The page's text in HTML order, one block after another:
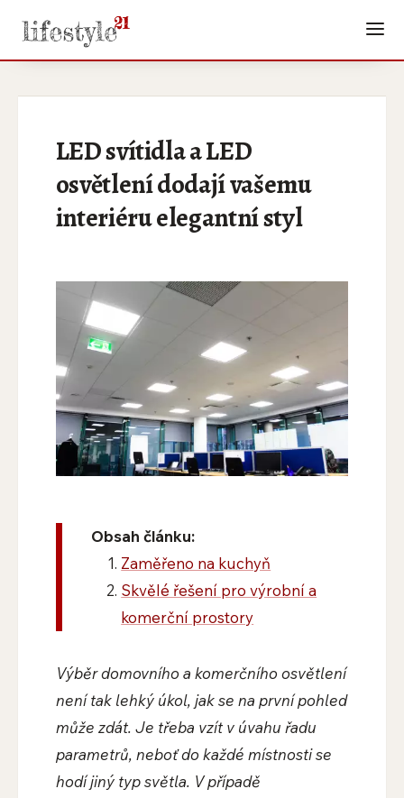
LED svítidla a LED
osvětlení dodají vašemu
interiéru elegantní styl
Obsah článku:
Zaměřeno na kuchyň
Skvělé řešení pro výrobní a
komerční prostory
Výběr domovního a komerčního osvětlení
není tak lehký úkol, jak se na první pohled
může zdát. Je třeba vzít v úvahu řadu
parametrů, neboť do každé místnosti se
hodí jiný typ světla. V případě